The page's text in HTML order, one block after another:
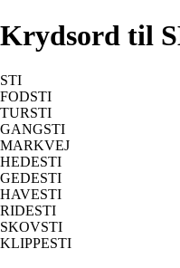
Krydsord til
STI
FODSTI
TURSTI
GANGSTI
MARKVEJ
HEDESTI
GEDESTI
HAVESTI
RIDESTI
SKOVSTI
KLIPPESTI